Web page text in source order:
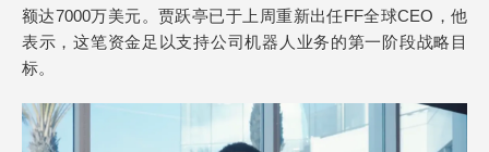
额达7000万美元。贾跃亭已于上周重新出任FF全球CEO，他
表示，这笔资金足以支持公司机器人业务的第一阶段战略目
标。